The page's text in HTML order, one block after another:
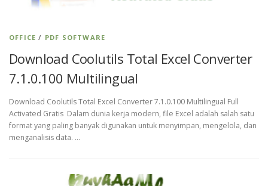
OFFICE / PDF SOFTWARE
Download Coolutils Total Excel Converter
7.1.0.100 Multilingual
Download Coolutils Total Excel Converter 7.1.0.100 Multilingual Full
Activated Gratis Dalam dunia kerja modern, file Excel adalah salah satu
format yang paling banyak digunakan untuk menyimpan, mengelola, dan
menganalisis data. …